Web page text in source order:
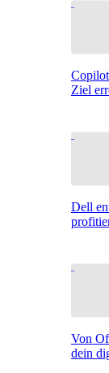
Ziel
Dell
Von
dein